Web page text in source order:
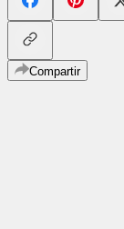
Compartir